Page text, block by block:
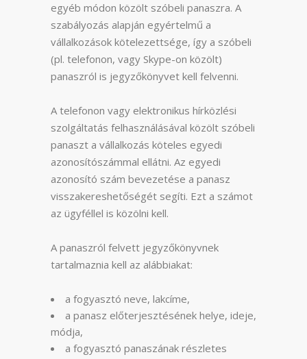
egyéb módon közölt szóbeli panaszra. A
szabályozás alapján egyértelmű a
vállalkozások kötelezettsége, így a szóbeli
(pl. telefonon, vagy Skype-on közölt)
panaszról is jegyzőkönyvet kell felvenni.
A telefonon vagy elektronikus hírközlési
szolgáltatás felhasználásával közölt szóbeli
panaszt a vállalkozás köteles egyedi
azonosítószámmal ellátni. Az egyedi
azonosító szám bevezetése a panasz
visszakereshetőségét segíti. Ezt a számot
az ügyféllel is közölni kell.
A panaszról felvett jegyzőkönyvnek
tartalmaznia kell az alábbiakat:
a fogyasztó neve, lakcíme,
a panasz előterjesztésének helye, ideje,
módja,
a fogyasztó panaszának részletes